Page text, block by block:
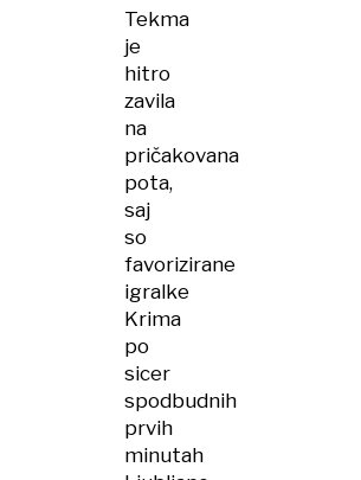
Tekma
je
hitro
zavila
na
pričakovana
pota,
saj
so
favorizirane
igralke
Krima
po
sicer
spodbudnih
prvih
minutah